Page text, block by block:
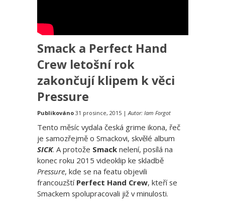
Smack a Perfect Hand
Crew letošní rok
zakončují klipem k věci
Pressure
Publikováno 31 prosince, 2015 |Autor: Iam Forgot
Tento měsíc vydala česká grime ikona, řeč
je samozřejmě o Smackovi, skvělé album
SICK. A protože Smack nelení, posílá na
konec roku 2015 videoklip ke skladbě
Pressure, kde se na featu objevili
francouzští Perfect Hand Crew, kteří se
Smackem spolupracovali již v minulosti.